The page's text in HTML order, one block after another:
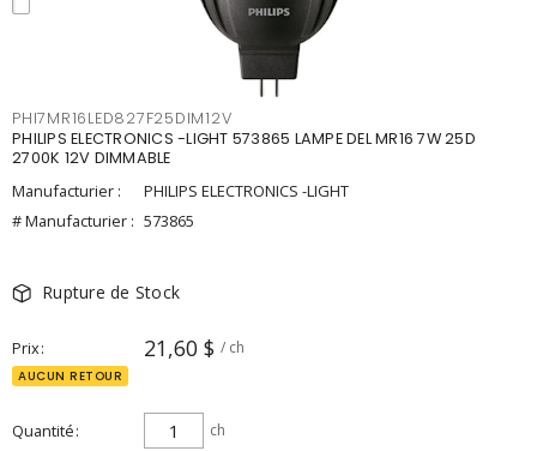
PHI7MR16LED827F25DIM12V
PHILIPS ELECTRONICS -LIGHT 573865 LAMPE DEL MR16 7W 25D
2700K 12V DIMMABLE
Manufacturier :
PHILIPS ELECTRONICS -LIGHT
# Manufacturier : 573865
Rupture de Stock
Prix 21,60 $ / ch
AUCUN RETOUR
Quantité ch